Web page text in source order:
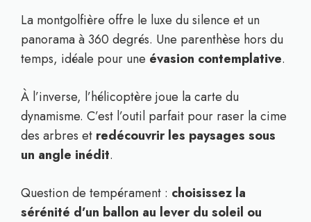
La montgolfière offre le luxe du silence et un
panorama à 360 degrés. Une parenthèse hors du
temps, idéale pour une évasion contemplative.
À l’inverse, l’hélicoptère joue la carte du
dynamisme. C’est l’outil parfait pour raser la cime
des arbres et redécouvrir les paysages sous
un angle inédit.
Question de tempérament : choisissez la
sérénité d’un ballon au lever du soleil ou